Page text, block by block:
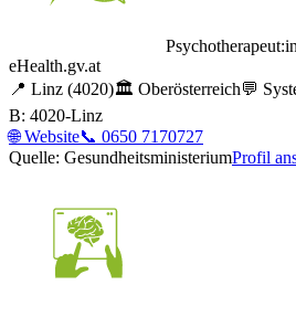
Psychotherapeut:in
eHealth.gv.at
📍 Linz (4020)🏛️ Oberösterreich💬
B: 4020-Linz
🌐Website📞 0650 7170727
Quelle: GesundheitsministeriumProfil